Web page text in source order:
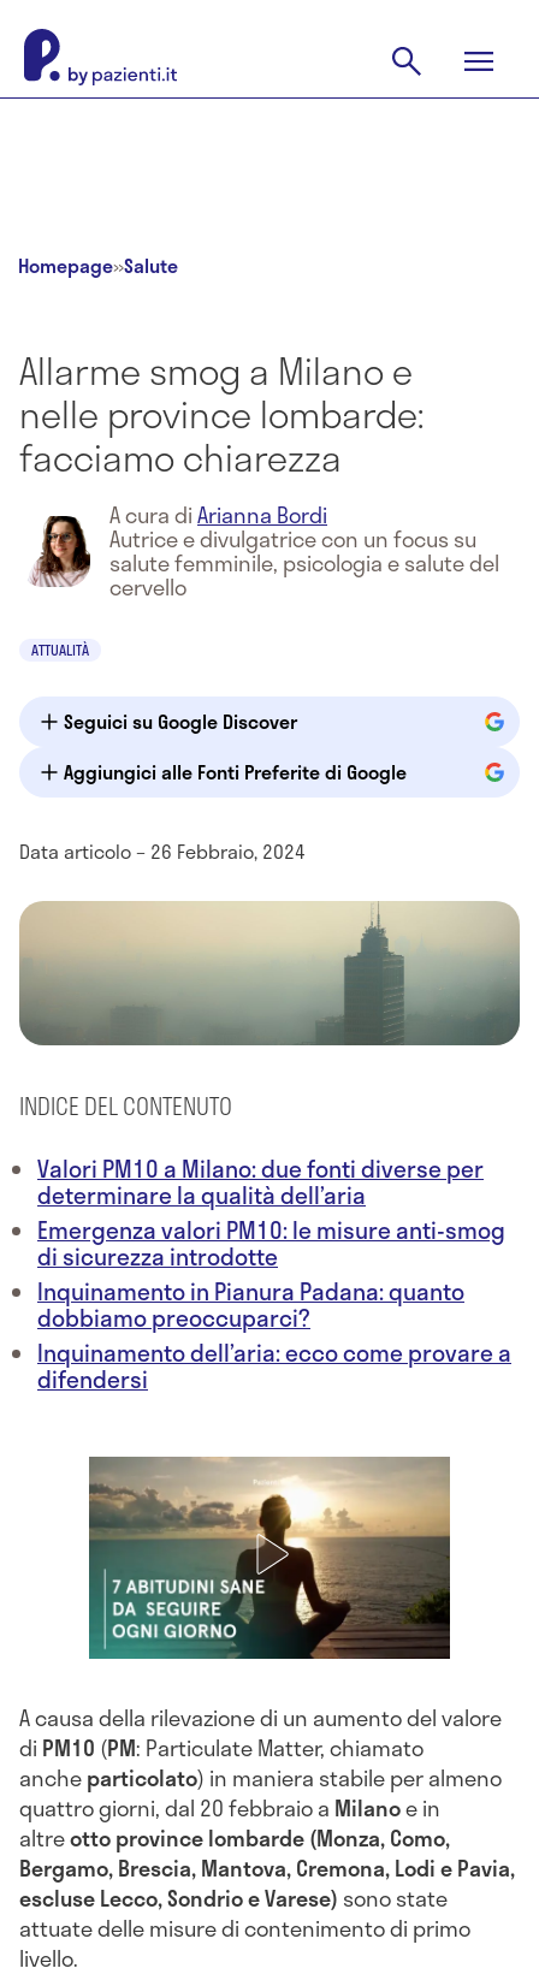
Homepage»Salute
Allarme smog a Milano e
nelle province lombarde:
facciamo chiarezza
A cura diArianna Bordi
Autrice e divulgatrice con un focus su
salute femminile, psicologia e salute del
cervello
ATTUALITÀ
Seguici su Google Discover
Aggiungici alle Fonti Preferite di Google
Data articolo – 26 Febbraio, 2024
INDICE DEL CONTENUTO
Valori PM10 a Milano: due fonti diverse per
determinare la qualità dell’aria
Emergenza valori PM10: le misure anti-smog
di sicurezza introdotte
Inquinamento in Pianura Padana: quanto
dobbiamo preoccuparci?
Inquinamento dell’aria: ecco come provare a
difendersi
A causa della rilevazione di un aumento del valore
di PM10 (PM: Particulate Matter, chiamato
ancheparticolato) in maniera stabile per almeno
quattro giorni, dal 20 febbraio a Milanoe in
altreotto province lombarde (Monza, Como,
Bergamo, Brescia, Mantova, Cremona, Lodi e Pavia,
escluse Lecco, Sondrio e Varese) sono state
attuate delle misure di contenimento di primo
livello.